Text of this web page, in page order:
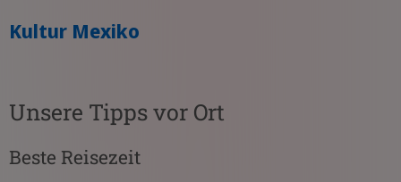
Kultur Mexiko
Unsere Tipps vor Ort
Beste Reisezeit